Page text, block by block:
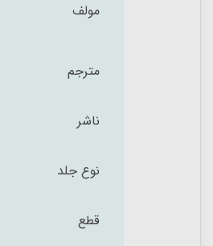
مولف
مترجم
ناشر
نوع جلد
قطع